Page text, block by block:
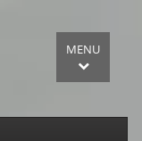
MENU